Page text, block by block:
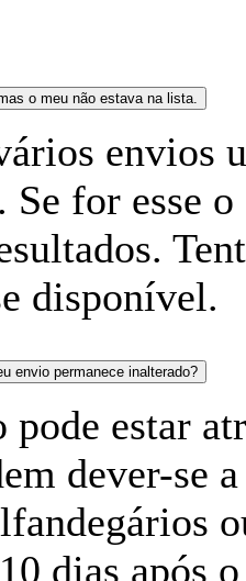
o meu não estava na lista.
envios
for esse o
disponível.
envio permanece inalterado?
pode estar
dever-se
dias após